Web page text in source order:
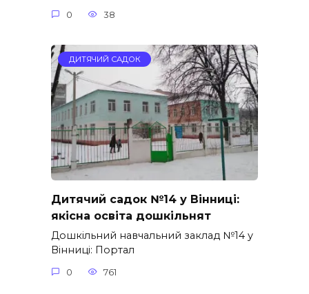
0 38
ДИТЯЧИЙ САДОК
Дитячий садок №14 у Вінниці:
якісна освіта дошкільнят
Дошкільний навчальний заклад №14 у
Вінниці: Портал
0 761